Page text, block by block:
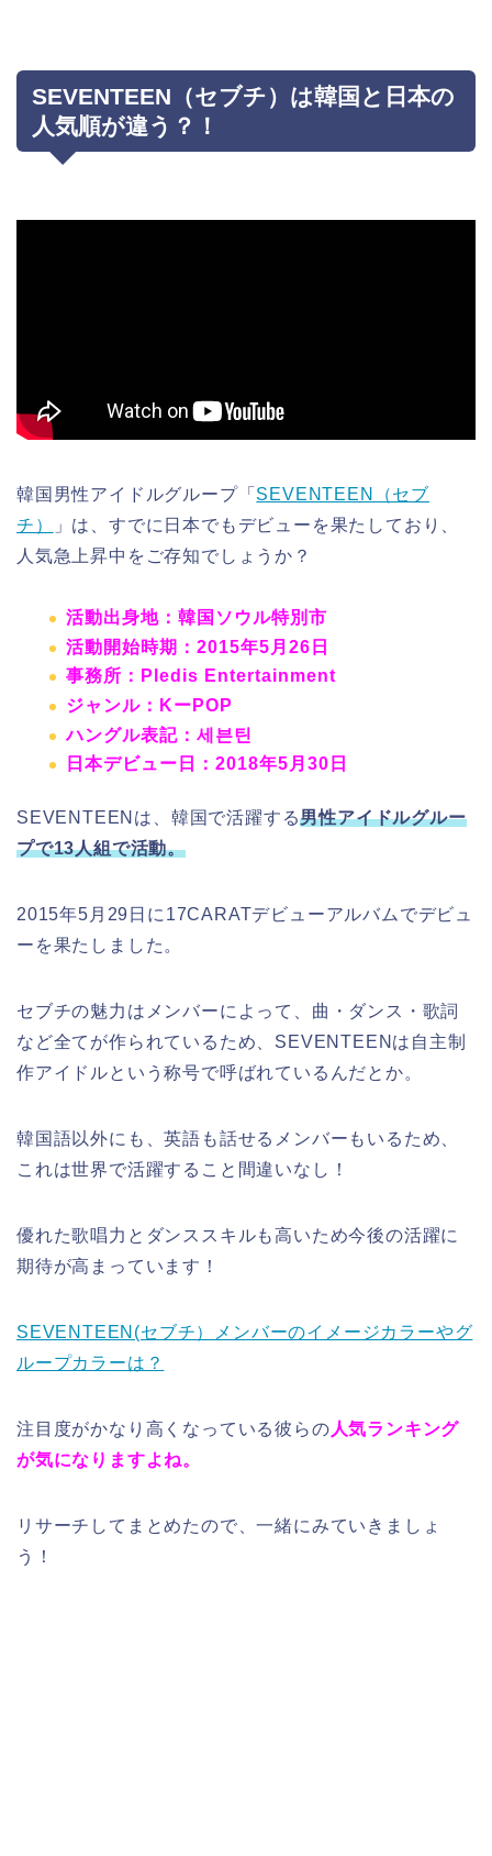
SEVENTEEN（セブチ）は韓国と日本の
人気順が違う？！
韓国男性アイドルグループ「 SEVENTEEN（セブ
チ）
」は、すでに日本でもデビューを果たしており、
人気急上昇中をご存知でしょうか？
活動出身地：韓国ソウル特別市
活動開始時期：2015年5月26日
事務所：Pledis Entertainment
ジャンル：KーPOP
ハングル表記：세븐틴
日本デビュー日：2018年5月30日
SEVENTEENは、韓国で活躍する男性アイドルグルー
プで13人組で活動。
2015年5月29日に17CARATデビューアルバムでデビュ
ーを果たしました。
セブチの魅力はメンバーによって、曲・ダンス・歌詞
など全てが作られているため、SEVENTEENは自主制
作アイドルという称号で呼ばれているんだとか。
韓国語以外にも、英語も話せるメンバーもいるため、
これは世界で活躍すること間違いなし！
優れた歌唱力とダンススキルも高いため今後の活躍に
期待が高まっています！
SEVENTEEN(セブチ）メンバーのイメージカラーやグ
ループカラーは？
注目度がかなり高くなっている彼らの 人気ランキング
が気になりますよね。
リサーチしてまとめたので、一緒にみていきましょ
う！